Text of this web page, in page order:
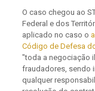
O caso chegou ao
Federal e dos
aplicado no caso o
Código de Defesa
"toda a negociação
fraudadores, sendo
qualquer